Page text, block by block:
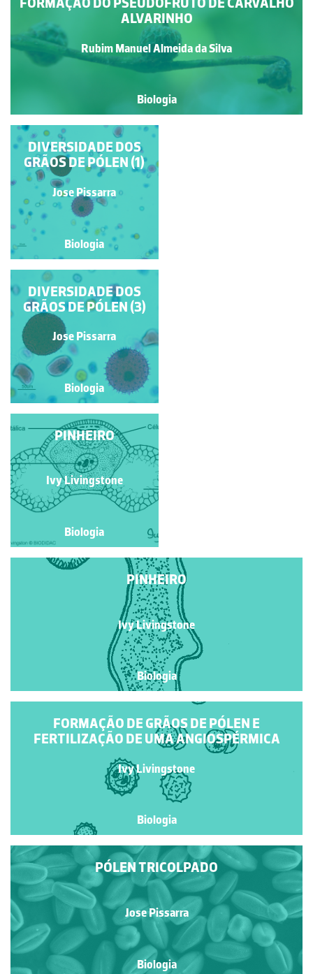
ALVARINHO
Rubim Manuel Almeida da Silva
Biologia
GRÃOS DE PÓLEN
Jose Pissarra
Biologia
DIVERSIDADE DOS
GRÃOS DE PÓLEN (1)
Jose Pissarra
Biologia
DIVERSIDADE DOS
GRÃOS DE PÓLEN (2)
Jose Pissarra
Biologia
DIVERSIDADE DOS
GRÃOS DE PÓLEN (3)
Jose Pissarra
Biologia
PINHEIRO
Ivy Livingstone
Biologia
PINHEIRO
Ivy Livingstone
Biologia
PINHEIRO
Ivy Livingstone
Biologia
FORMAÇÃO DE GRÃOS DE PÓLEN E
FERTILIZAÇÃO DE UMA ANGIOSPÉRMICA
Ivy Livingstone
Biologia
PÓLEN TRICOLPADO
Jose Pissarra
Biologia